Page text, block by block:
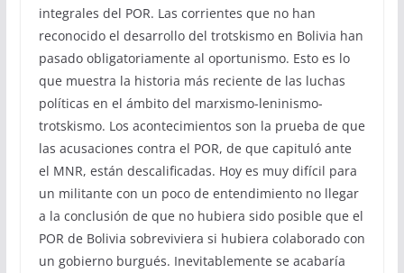
integrales del POR. Las corrientes que no han
reconocido el desarrollo del trotskismo en Bolivia han
pasado obligatoriamente al oportunismo. Esto es lo
que muestra la historia más reciente de las luchas
políticas en el ámbito del marxismo-leninismo-
trotskismo. Los acontecimientos son la prueba de que
las acusaciones contra el POR, de que capituló ante
el MNR, están descalificadas. Hoy es muy difícil para
un militante con un poco de entendimiento no llegar
a la conclusión de que no hubiera sido posible que el
POR de Bolivia sobreviviera si hubiera colaborado con
un gobierno burgués. Inevitablemente se acabaría